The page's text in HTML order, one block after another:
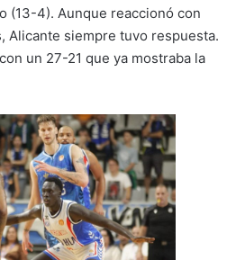
(13-4). Aunque reaccionó con
Alicante siempre tuvo respuesta.
un 27-21 que ya mostraba la